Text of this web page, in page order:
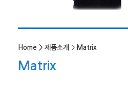
Home > 제품소개 > Matrix
Matrix